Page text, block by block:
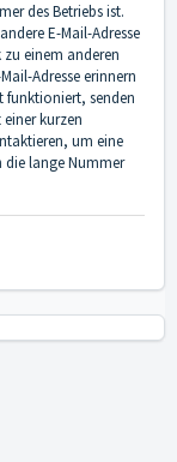
des Betriebs ist.
E-Mail-Adresse
einem anderen
Adresse erinnern
funktioniert, senden
kurzen
um eine
die lange Nummer